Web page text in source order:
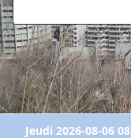
Jeudi 2026-08-06